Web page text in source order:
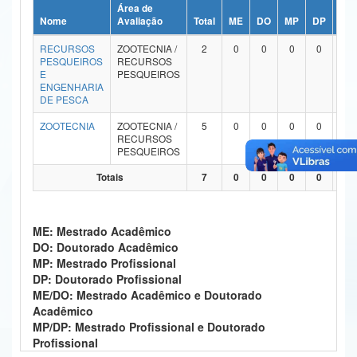
Ministério da Ciência, Tecnologia, Inovações e Comunicações
Ministério do Meio Ambiente
Ministério do Turismo
Ministério do Desenvolvimento Regional
Controladoria-Geral da União
Ministério da Mulher, da Família e dos Direitos Humanos
Secretaria de Governo
Gabinete de Segurança Institucional
Advocacia-Geral da União
Banco Central do Brasil
Nome
Área de
Avaliação
Total ME DO MP DP
RECURSOS
PESQUEIROS
E
ENGENHARIA
DE PESCA
ZOOTECNIA /
RECURSOS
PESQUEIROS
2 0 0 0 0
ZOOTECNIA
ZOOTECNIA /
RECURSOS
PESQUEIROS
5 0 0 0 0
Totais 7 0 0 0 0
ME: Mestrado Acadêmico
DO: Doutorado Acadêmico
MP: Mestrado Profissional
DP: Doutorado Profissional
ME/DO: Mestrado Acadêmico e Doutorado
Acadêmico
MP/DP: Mestrado Profissional e Doutorado
Profissional